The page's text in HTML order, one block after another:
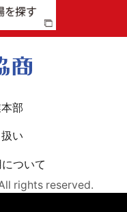
部
い
ついて
rights reserved.